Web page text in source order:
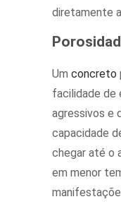
diretamente
Um concreto
facilidade de
agressivos e
capacidade
chegar até o
em menor